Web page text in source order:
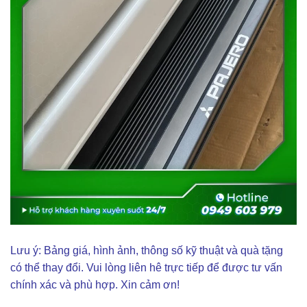
Lưu ý: Bảng giá, hình ảnh, thông số kỹ thuật và quà tặng
có thể thay đổi. Vui lòng liên hê trực tiếp để được tư vấn
chính xác và phù hợp. Xin cảm ơn!